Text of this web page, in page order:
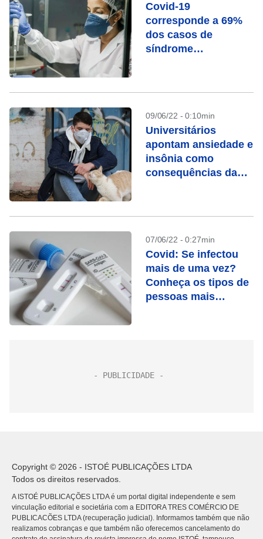
Covid-19
corresponde a 69%
dos casos de
síndrome
09/06/22 - 0:10min
Universitários
apontam ansiedade e
insônia como
consequências da
07/06/22 - 0:27min
Covid: Se infectou
mais de uma vez?
Conheça os tipos de
pessoas mais
Copyright © 2026 - ISTOÉ PUBLICAÇÕES LTDA
Todos os direitos reservados.
A ISTOÉ PUBLICAÇÕES LTDA é um portal digital independente e sem
vinculação editorial e societária com a EDITORA TRES COMÉRCIO DE
PUBLICACÕES LTDA (recuperação judicial). Informamos também que não
realizamos cobranças e que também não oferecemos cancelamento do